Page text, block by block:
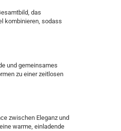
das
kombinieren, sodass
und gemeinsames
zu einer zeitlosen
zwischen Eleganz und
warme, einladende